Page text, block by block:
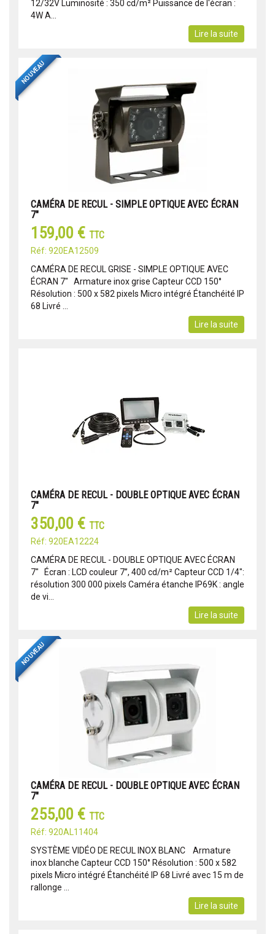
12/32V Luminosité : 350 cd/m² Puissance de l'écran :
4W A...
Lire la suite
NOUVEAU
CAMÉRA DE RECUL - SIMPLE OPTIQUE AVEC ÉCRAN
7"
159,00 € TTC
Réf: 920EA12509
CAMÉRA DE RECUL GRISE - SIMPLE OPTIQUE AVEC
ÉCRAN 7" Armature inox grise Capteur CCD 150°
Résolution : 500 x 582 pixels Micro intégré Étanchéité IP
68 Livré ...
Lire la suite
CAMÉRA DE RECUL - DOUBLE OPTIQUE AVEC ÉCRAN
7"
350,00 € TTC
Réf: 920EA12224
CAMÉRA DE RECUL - DOUBLE OPTIQUE AVEC ÉCRAN
7" Écran : LCD couleur 7’’, 400 cd/m² Capteur CCD 1/4":
résolution 300 000 pixels Caméra étanche IP69K : angle
de vi...
Lire la suite
NOUVEAU
CAMÉRA DE RECUL - DOUBLE OPTIQUE AVEC ÉCRAN
7"
255,00 € TTC
Réf: 920AL11404
SYSTÈME VIDÉO DE RECUL INOX BLANC Armature
inox blanche Capteur CCD 150° Résolution : 500 x 582
pixels Micro intégré Étanchéité IP 68 Livré avec 15 m de
rallonge ...
Lire la suite